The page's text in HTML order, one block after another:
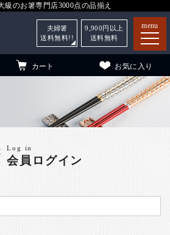
級のお箸専門店3000点の品揃え
menu
用）
カート お気に入り
夫婦箸
送料無料!!
9,900 円以上
送料無料
Log in
会員ログイン